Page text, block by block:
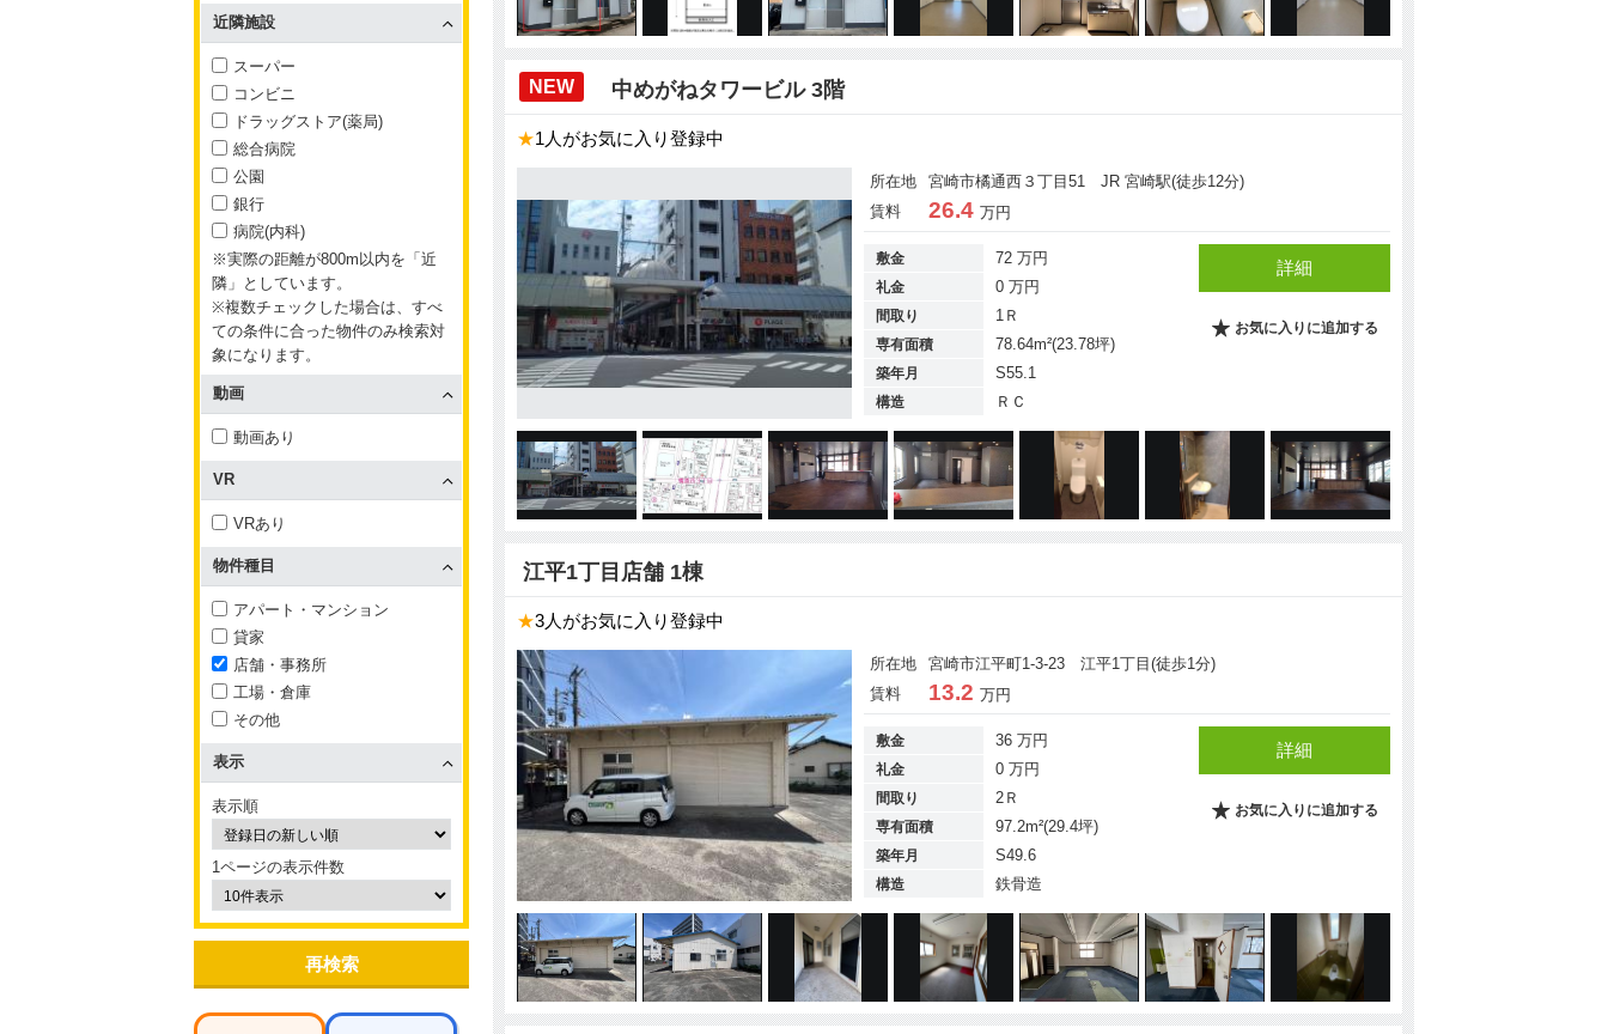
NEW 中めがねタワービル 3階
★1人がお気に入り登録中
所在地
宮崎市橘通西３丁目51 JR 宮崎駅(徒歩12分)
賃料
26.4 万円
敷金 72 万円
礼金 0 万円
間取り 1Ｒ
専有面積 78.64m²(23.78坪)
築年月 S55.1
構造 ＲＣ
詳細
お気に入りに追加する
江平1丁目店舗 1棟
★3人がお気に入り登録中
所在地
宮崎市江平町1-3-23 江平1丁目(徒歩1分)
賃料
13.2 万円
敷金 36 万円
礼金 0 万円
間取り 2Ｒ
専有面積 97.2m²(29.4坪)
築年月 S49.6
構造 鉄骨造
詳細
お気に入りに追加する
近隣施設
スーパー
コンビニ
ドラッグストア(薬局)
総合病院
公園
銀行
病院(内科)
※実際の距離が800m以内を「近
隣」としています。
※複数チェックした場合は、すべ
ての条件に合った物件のみ検索対
象になります。
動画
動画あり
VR
VRあり
物件種目
アパート・マンション
貸家
店舗・事務所
工場・倉庫
その他
表示
表示順
1ページの表示件数
再検索